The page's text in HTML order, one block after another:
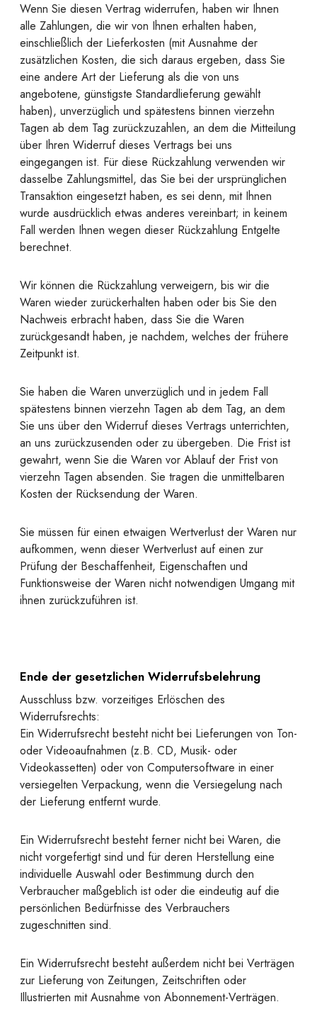
Wenn Sie diesen Vertrag widerrufen, haben wir Ihnen
alle Zahlungen, die wir von Ihnen erhalten haben,
einschließlich der Lieferkosten (mit Ausnahme der
zusätzlichen Kosten, die sich daraus ergeben, dass Sie
eine andere Art der Lieferung als die von uns
angebotene, günstigste Standardlieferung gewählt
haben), unverzüglich und spätestens binnen vierzehn
Tagen ab dem Tag zurückzuzahlen, an dem die Mitteilung
über Ihren Widerruf dieses Vertrags bei uns
eingegangen ist. Für diese Rückzahlung verwenden wir
dasselbe Zahlungsmittel, das Sie bei der ursprünglichen
Transaktion eingesetzt haben, es sei denn, mit Ihnen
wurde ausdrücklich etwas anderes vereinbart; in keinem
Fall werden Ihnen wegen dieser Rückzahlung Entgelte
berechnet.
Wir können die Rückzahlung verweigern, bis wir die
Waren wieder zurückerhalten haben oder bis Sie den
Nachweis erbracht haben, dass Sie die Waren
zurückgesandt haben, je nachdem, welches der frühere
Zeitpunkt ist.
Sie haben die Waren unverzüglich und in jedem Fall
spätestens binnen vierzehn Tagen ab dem Tag, an dem
Sie uns über den Widerruf dieses Vertrags unterrichten,
an uns zurückzusenden oder zu übergeben. Die Frist ist
gewahrt, wenn Sie die Waren vor Ablauf der Frist von
vierzehn Tagen absenden. Sie tragen die unmittelbaren
Kosten der Rücksendung der Waren.
Sie müssen für einen etwaigen Wertverlust der Waren nur
aufkommen, wenn dieser Wertverlust auf einen zur
Prüfung der Beschaffenheit, Eigenschaften und
Funktionsweise der Waren nicht notwendigen Umgang mit
ihnen zurückzuführen ist.
Ende der gesetzlichen Widerrufsbelehrung
Ausschluss bzw. vorzeitiges Erlöschen des
Widerrufsrechts:
Ein Widerrufsrecht besteht nicht bei Lieferungen von Ton-
oder Videoaufnahmen (z.B. CD, Musik- oder
Videokassetten) oder von Computersoftware in einer
versiegelten Verpackung, wenn die Versiegelung nach
der Lieferung entfernt wurde.
Ein Widerrufsrecht besteht ferner nicht bei Waren, die
nicht vorgefertigt sind und für deren Herstellung eine
individuelle Auswahl oder Bestimmung durch den
Verbraucher maßgeblich ist oder die eindeutig auf die
persönlichen Bedürfnisse des Verbrauchers
zugeschnitten sind.
Ein Widerrufsrecht besteht außerdem nicht bei Verträgen
zur Lieferung von Zeitungen, Zeitschriften oder
Illustrierten mit Ausnahme von Abonnement-Verträgen.